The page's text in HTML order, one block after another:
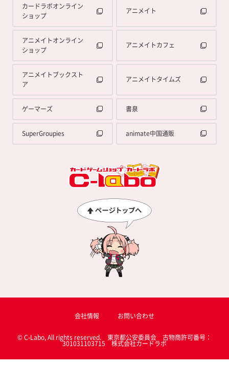
カードラボオンライン
ショップ
アニメイト
アニメイトオンライン
ショップ
アニメイトカフェ
アニメイトブックスト
ア
アニメイトタイムズ
ゲーマーズ 書泉
SuperGroupies animate中国通販
会社情報 お問い合わせ
© C-Labo, All rights reserved. 東京都公安委員会 古物商許可番号：
301031103715 株式会社カードラボ